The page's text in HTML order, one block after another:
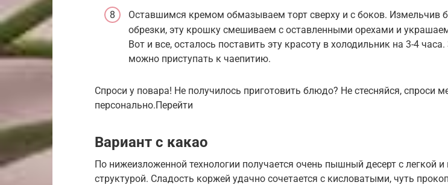
Оставшимся кремом обмазываем торт сверху и с боков. Измельчив
обрезки, эту крошку смешиваем с оставленными орехами и
Вот и все, осталось поставить эту красоту в холодильник на 3-4
можно приступать к чаепитию.
Спроси у повара! Не получилось приготовить блюдо? Не стесняйся, спроси
персонально.Перейти
Вариант с какао
По нижеизложенной технологии получается очень пышный десерт с легкой и
структурой. Сладость коржей удачно сочетается с кисловатыми, чуть